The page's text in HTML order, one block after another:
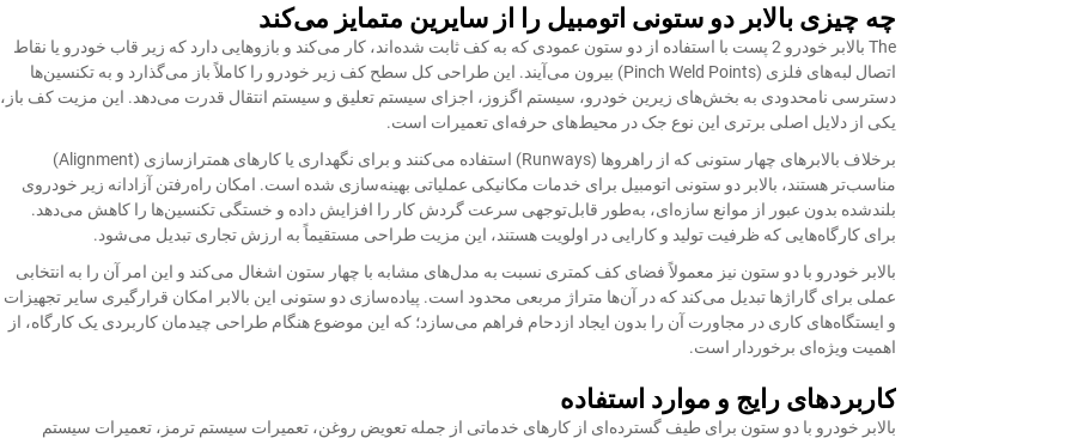
چه چیزی بالابر دو ستونی اتومبیل را از سایرین متمایز می‌کند
The بالابر خودرو 2 پست
با استفاده از دو ستون عمودی که به کف ثابت شده‌اند، کار می‌کند و بازوهايی دارد که زیر قاب خودرو یا نقاط
اتصال لبه‌های فلزی (Pinch Weld Points) بیرون می‌آیند. این طراحی کل سطح کف زیر خودرو را کاملاً باز می‌گذارد و به تکنسین‌ها
دسترسی نامحدودی به بخش‌های زیرین خودرو، سیستم اگزوز، اجزای سیستم تعلیق و سیستم انتقال قدرت می‌دهد. این مزیت کف باز،
یکی از دلایل اصلی برتری این نوع جک در محیط‌های حرفه‌ای تعمیرات است.
برخلاف بالابر‌های چهار ستونی که از راهروها (Runways) استفاده می‌کنند و برای نگهداری یا کارهای همترازسازی (Alignment)
مناسب‌تر هستند، بالابر دو ستونی اتومبیل برای خدمات مکانیکی عملیاتی بهینه‌سازی شده است. امکان راه‌رفتن آزادانه زیر خودروی
بلندشده بدون عبور از موانع سازه‌ای، به‌طور قابل‌توجهی سرعت گردش کار را افزایش داده و خستگی تکنسین‌ها را کاهش می‌دهد.
برای کارگاه‌هایی که ظرفیت تولید و کارایی در اولویت هستند، این مزیت طراحی مستقیماً به ارزش تجاری تبدیل می‌شود.
بالابر خودرو با دو ستون نیز معمولاً فضای کف کمتری نسبت به مدل‌های مشابه با چهار ستون اشغال می‌کند و این امر آن را به انتخابی
عملی برای گاراژها تبدیل می‌کند که در آن‌ها متراژ مربعی محدود است. پیاده‌سازی دو ستونی این بالابر امکان قرارگیری سایر تجهیزات
و ایستگاه‌های کاری در مجاورت آن را بدون ایجاد ازدحام فراهم می‌سازد؛ که این موضوع هنگام طراحی چیدمان کاربردی یک کارگاه، از
اهمیت ویژه‌ای برخوردار است.
کاربردهای رایج و موارد استفاده
بالابر خودرو با دو ستون برای طیف گسترده‌ای از کارهای خدماتی از جمله تعویض روغن، تعمیرات سیستم ترمز، تعمیرات سیستم